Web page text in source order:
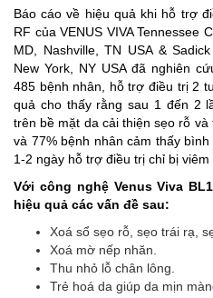
Báo cáo về hiệu quả khi hỗ trợ
RF của VENUS VIVA Tennessee
MD, Nashville, TN USA &
New York, NY USA đã nghiên
485 bệnh nhân, hỗ trợ điều trị 2
quả cho thấy rằng sau 1 đến 2
trên bề mặt da cải thiện sẹo rỗ
và 77% bệnh nhân cảm thấy
1-2 ngày hỗ trợ điều trị chỉ bị viêm
Với công nghệ Venus Viva
hiệu quả các vấn đề sau:
Xoá sổ sẹo rỗ, sẹo trái rạ,
Xoá mờ nếp nhăn.
Thu nhỏ lỗ chân lông.
Trẻ hoá da giúp da mịn